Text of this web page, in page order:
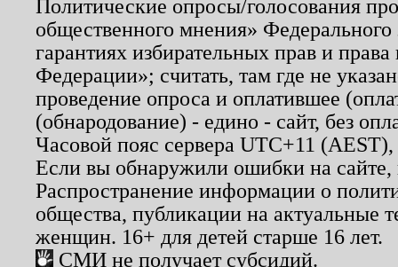
Политические опросы/голосования
общественного мнения»
гарантиях избирательных прав и
Федерации»; считать, там где не
проведение опроса и оплатившее
(обнародование) - едино - сайт, без
Часовой пояс сервера UTC+11
Если вы обнаружили ошибки на
Распространение информации о
общества, публикации на актуальные
женщин. 16+ для детей старше 16 лет.
СМИ не получает субсидий.